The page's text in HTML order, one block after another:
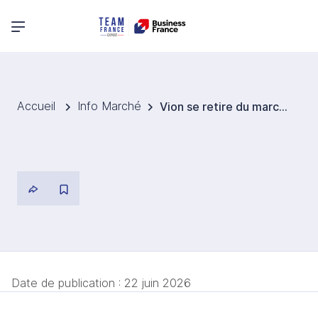
Menu principal
Accueil Info Marché Vion se retire du marché allemand en cédant son activité Food Service
Date de publication : 22 juin 2026